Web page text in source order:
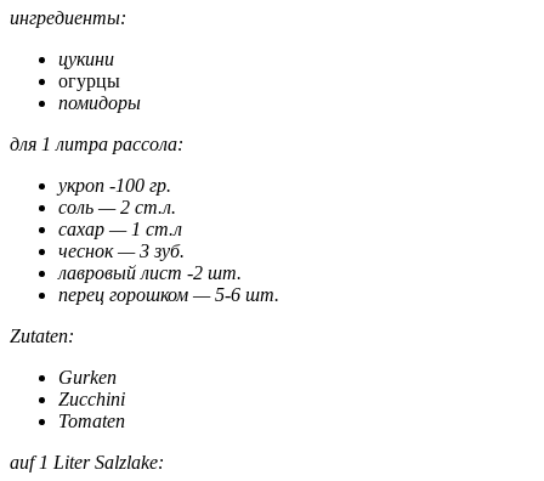
ингредиенты:
цукини
огурцы
помидоры
для 1 литра рассола:
укроп -100 гр.
соль — 2 ст.л.
сахар — 1 ст.л
чеснок — 3 зуб.
лавровый лист -2 шт.
перец горошком — 5-6 шт.
Zutaten:
Gurken
Zucchini
Tomaten
auf 1 Liter Salzlake: